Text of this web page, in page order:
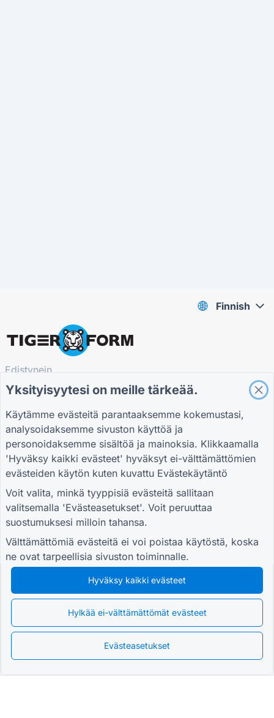
Edistynein
QR Form Generator Online
PYSY SILMUKASSA
Tilaa uutiskirjeemme ja kuule
ensimmäisenä tarjouksista, päivityksistä
ja vinkeistä
RESURSSIT
Vähittäiskaupan kyselylomake
Opiskelijan ilmoittautumislomake
Promootiolomake mainontaan
Tapahtuman arviointilomake
Finnish
Yksityisyytesi on meille tärkeää.
Käytämme evästeitä parantaaksemme kokemustasi,
analysoidaksemme sivuston käyttöä ja
personoidaksemme sisältöä ja mainoksia. Klikkaamalla
'Hyväksy kaikki evästeet' hyväksyt ei-välttämättömien
evästeiden käytön kuten kuvattu Evästekäytäntö
Voit valita, minkä tyyppisiä evästeitä sallitaan
valitsemalla 'Evästeasetukset'. Voit peruuttaa
suostumuksesi milloin tahansa.
Välttämättömiä evästeitä ei voi poistaa käytöstä, koska
ne ovat tarpeellisia sivuston toiminnalle.
Hyväksy kaikki evästeet
Hylkää ei-välttämättömät evästeet
Evästeasetukset